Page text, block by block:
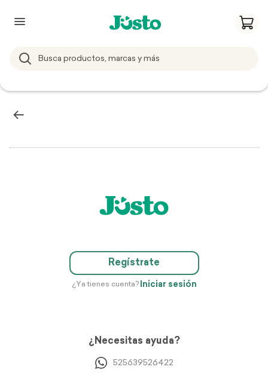
Regístrate
¿Ya tienes cuenta? Iniciar sesión
¿Necesitas ayuda?
525639526422